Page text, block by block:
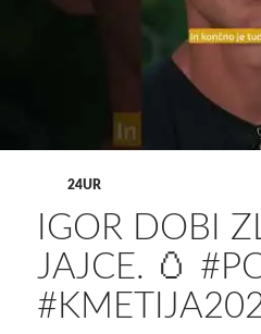
24UR
IGOR DOBI
JAJCE. 🥚